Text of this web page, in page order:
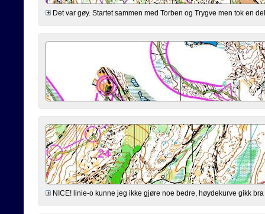
Det var gøy. Startet sammen med Torben og Trygve men tok en
NICE! linie-o kunne jeg ikke gjøre noe bedre, høydekurve gikk